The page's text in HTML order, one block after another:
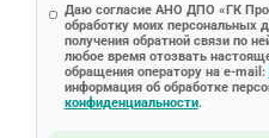
Даю согласие АНО ДПО «ГК
обработку моих персональных
получения обратной связи по
любое время отозвать
обращения оператору на e-mail:
информация об обработке
конфиденциальности.